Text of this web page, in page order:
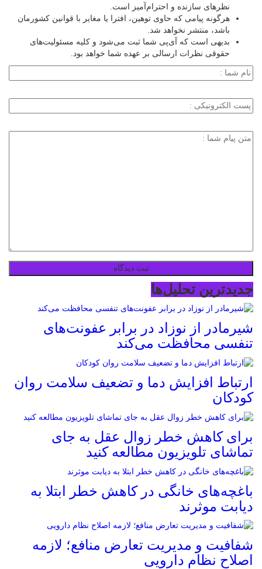
نظرهای سازنده و احترام‌آمیز است.
هرگونه پیامی که حاوی توهین، افترا یا مغایر با قوانین کشورمان
باشد، منتشر نخواهد شد.
بدیهی است که آی‌پی شما ثبت می‌شود و کلیه مسئولیت‌های
حقوقی نظرات ارسالی بر عهده شما خواهد بود.
جدیدترین تحلیل‌ها
شیرمادر از نوزاد در برابر عفونت‌های
تنفسی محافظت می‌کند
ارتباط افزایش دما و تضعیف سلامت روان
کودکان
برای کاهش خطر زوال عقل به جای
تماشای تلویزیون مطالعه کنید
باغچه‌های خانگی در کاهش خطر ابتلا به
دیابت موثرند
شفافیت و مدیریت تعارض منافع؛ لازمه
اصلاح نظام دارویی